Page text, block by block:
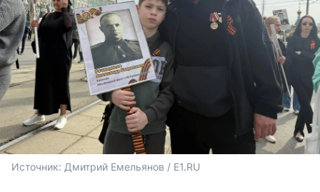
Источник: Дмитрий Емельянов / E1.RU